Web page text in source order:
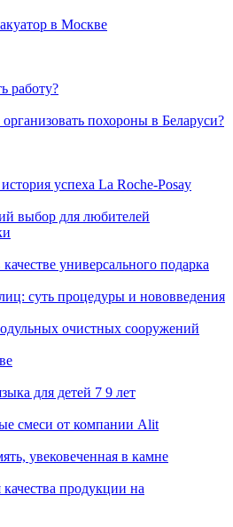
в Москве
работу?
похороны в Беларуси?
успеха La Roche-Posay
выбор для любителей
универсального подарка
суть процедуры и нововведения
очистных сооружений
для детей 7 9 лет
смеси от компании Alit
увековеченная в камне
продукции на